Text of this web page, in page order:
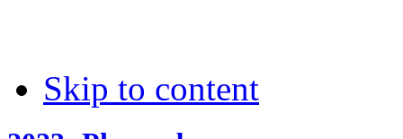
Skip to content